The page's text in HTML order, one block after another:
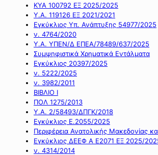
ΚΥΑ 100792 ΕΞ 2025/2025
Υ.Α. 119126 ΕΞ 2021/2021
Εγκύκλιος Υπ. Ανάπτυξης 54977/2025
ν. 4764/2020
Υ.Α. ΥΠΕΝ/Δ ΕΠΕΑ/78489/637/2025
Συμψηφιστικά Χρηματικά Εντάλματα
Εγκύκλιος 20397/2025
ν. 5222/2025
ν. 3982/2011
ΒΙΒΛΙΟ Ι
ΠΟΛ 1275/2013
Υ.Α. 2/58493/ΔΠΓΚ/2018
Εγκύκλιος Ε.2055/2025
Περιφέρεια Ανατολικής Μακεδονίας
Εγκύκλιος ΔΕΕΦ Α Ε2071 ΕΞ 2025/
ν. 4314/2014